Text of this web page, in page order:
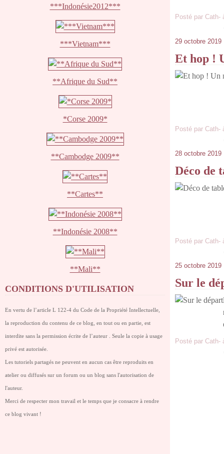
***Indonésie2012***
***Vietnam***
**Afrique du Sud**
*Corse 2009*
**Cambodge 2009**
**Cartes**
**Indonésie 2008**
**Mali**
CONDITIONS D'UTILISATION
En vertu de l’article L 122-4 du Code de la Propriété Intellectuelle,
la reproduction du contenu de ce blog, en tout ou en partie, est
interdite sans la permission écrite de l’auteur . Seule la copie à usage
privé est autorisée.
Les tutoriels partagés ne peuvent en aucun cas être reproduits en
atelier ou diffusés sur un forum ou un blog sans l'autorisation de
l'auteur.
Merci de respecter mon travail et le temps que je consacre à rendre
ce blog vivant !
Posté par Cath-
29 octobre 2019
Et hop !
Posté par Cath-
28 octobre 2019
Déco de
Posté par Cath-
25 octobre 2019
Sur le
Posté par Cath-